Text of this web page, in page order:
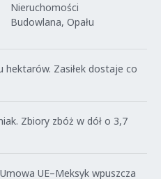
Nieruchomości
Budowlana, Opału
hektarów. Zasiłek dostaje co
Zbiory zbóż w dół o 3,7
UE–Meksyk wpuszcza